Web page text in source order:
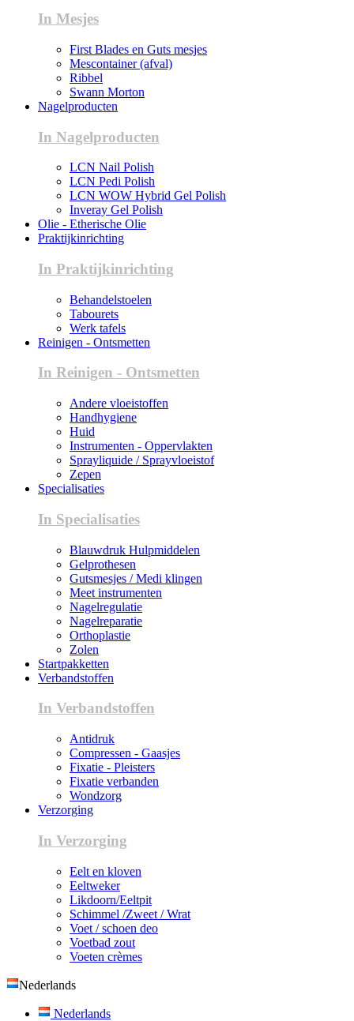
In Mesjes
First Blades en Guts mesjes
Mescontainer (afval)
Ribbel
Swann Morton
Nagelproducten
In Nagelproducten
LCN Nail Polish
LCN Pedi Polish
LCN WOW Hybrid Gel Polish
Inveray Gel Polish
Olie - Etherische Olie
Praktijkinrichting
In Praktijkinrichting
Behandelstoelen
Tabourets
Werk tafels
Reinigen - Ontsmetten
In Reinigen - Ontsmetten
Andere vloeistoffen
Handhygiene
Huid
Instrumenten - Oppervlakten
Sprayliquide / Sprayvloeistof
Zepen
Specialisaties
In Specialisaties
Blauwdruk Hulpmiddelen
Gelprothesen
Gutsmesjes / Medi klingen
Meet instrumenten
Nagelregulatie
Nagelreparatie
Orthoplastie
Zolen
Startpakketten
Verbandstoffen
In Verbandstoffen
Antidruk
Compressen - Gaasjes
Fixatie - Pleisters
Fixatie verbanden
Wondzorg
Verzorging
In Verzorging
Eelt en kloven
Eeltweker
Likdoorn/Eeltpit
Schimmel /Zweet / Wrat
Voet / schoen deo
Voetbad zout
Voeten crèmes
Nederlands
Nederlands